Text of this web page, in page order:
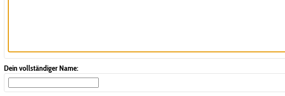
Dein vollständiger Name: